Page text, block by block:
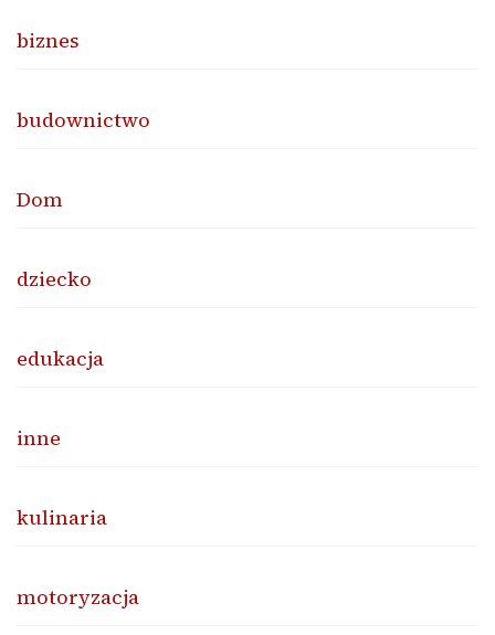
biznes
budownictwo
Dom
dziecko
edukacja
inne
kulinaria
motoryzacja